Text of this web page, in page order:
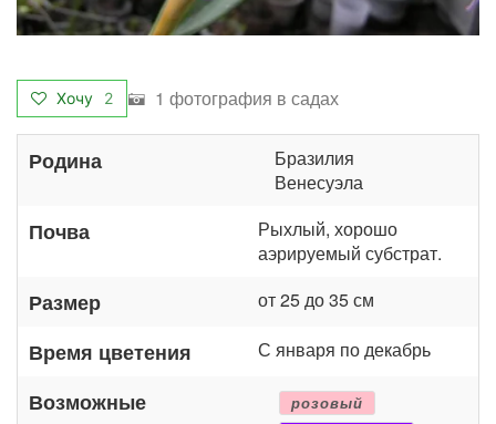
Хочу 2 1 фотография в садах
Родина
Бразилия
Венесуэла
Почва
Рыхлый, хорошо
аэрируемый субстрат.
Размер от 25 до 35 см
Время цветения С января по декабрь
Возможные
розовый